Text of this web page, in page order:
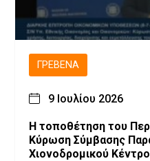
ΓΡΕΒΕΝΆ
9 Ιουλίου 2026
Η τοποθέτηση του
Κύρωση Σύμβασης
Χιονοδρομικού